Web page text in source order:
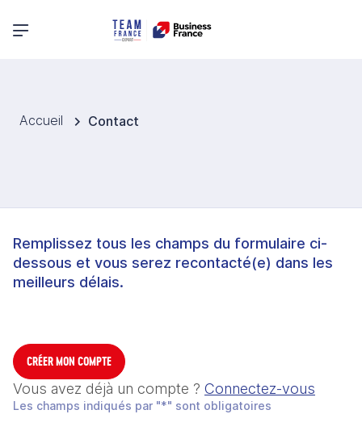
Menu principal
Accueil Contact
Remplissez tous les champs du formulaire ci-
dessous et vous serez recontacté(e) dans les
meilleurs délais.
CRÉER MON COMPTE
Vous avez déjà un compte ? Connectez-vous
Les champs indiqués par "*" sont obligatoires